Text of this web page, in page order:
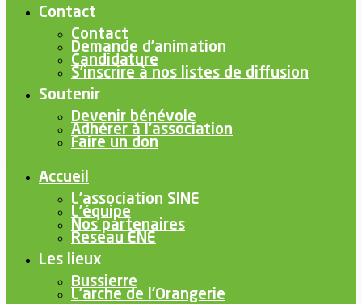
Contact
Contact
Demande d’animation
Candidature
S’inscrire à nos listes de diffusion
Soutenir
Devenir bénévole
Adhérer à l’association
Faire un don
Accueil
L’association SINE
L’équipe
Nos partenaires
Reseau ENE
Les lieux
Bussierre
L’arche de l’Orangerie